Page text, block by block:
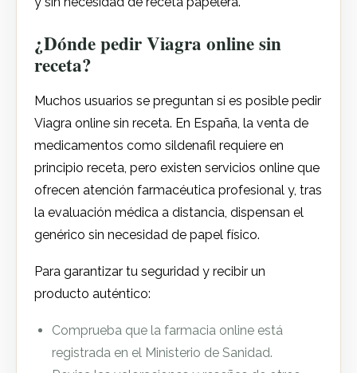
¿Dónde pedir Viagra online sin
receta?
Muchos usuarios se preguntan si es posible pedir
Viagra online sin receta. En España, la venta de
medicamentos como sildenafil requiere en
principio receta, pero existen servicios online que
ofrecen atención farmacéutica profesional y, tras
la evaluación médica a distancia, dispensan el
genérico sin necesidad de papel físico.
Para garantizar tu seguridad y recibir un
producto auténtico:
Comprueba que la farmacia online está
registrada en el Ministerio de Sanidad.